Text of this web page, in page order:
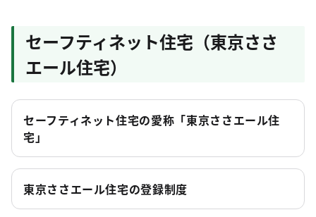
セーフティネット住宅（東京ささ
エール住宅）
セーフティネット住宅の愛称「東京ささエール住
宅」
東京ささエール住宅の登録制度